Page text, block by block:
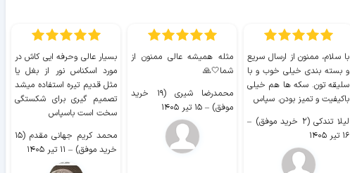
با سلام، ممنون از ارسال سریع
و بسته بندی خیلی خوب و با
سلیقه تون. سکه ها هم خیلی
باکیفیت و تمیز بودن. سپاس
لیلا تندکی (۲ خرید موفق)
–
۱۶ تیر ۱۴۰۵
مثله همیشه عالی ممنون از
شما🤍🙏
محمدرضا شیری (۱۹ خرید
موفق) – ۱۵ تیر ۱۴۰۵
بسیار عالی وحرفه ایی کاش در
مورد اسکناس نور از بغل یا
مثل قدیم تیره استفاده میشد
تصمیم گیری برای شکستگی
سخت است باسپاس
محمد کریم جهانی مقدم (۱۵
خرید موفق) – ۱۱ تیر ۱۴۰۵